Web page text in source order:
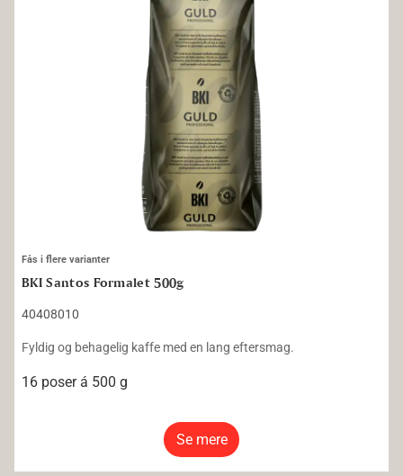
Fås i flere varianter
BKI Santos Formalet 500g
40408010
Fyldig og behagelig kaffe med en lang eftersmag.
16 poser á 500 g
Se mere